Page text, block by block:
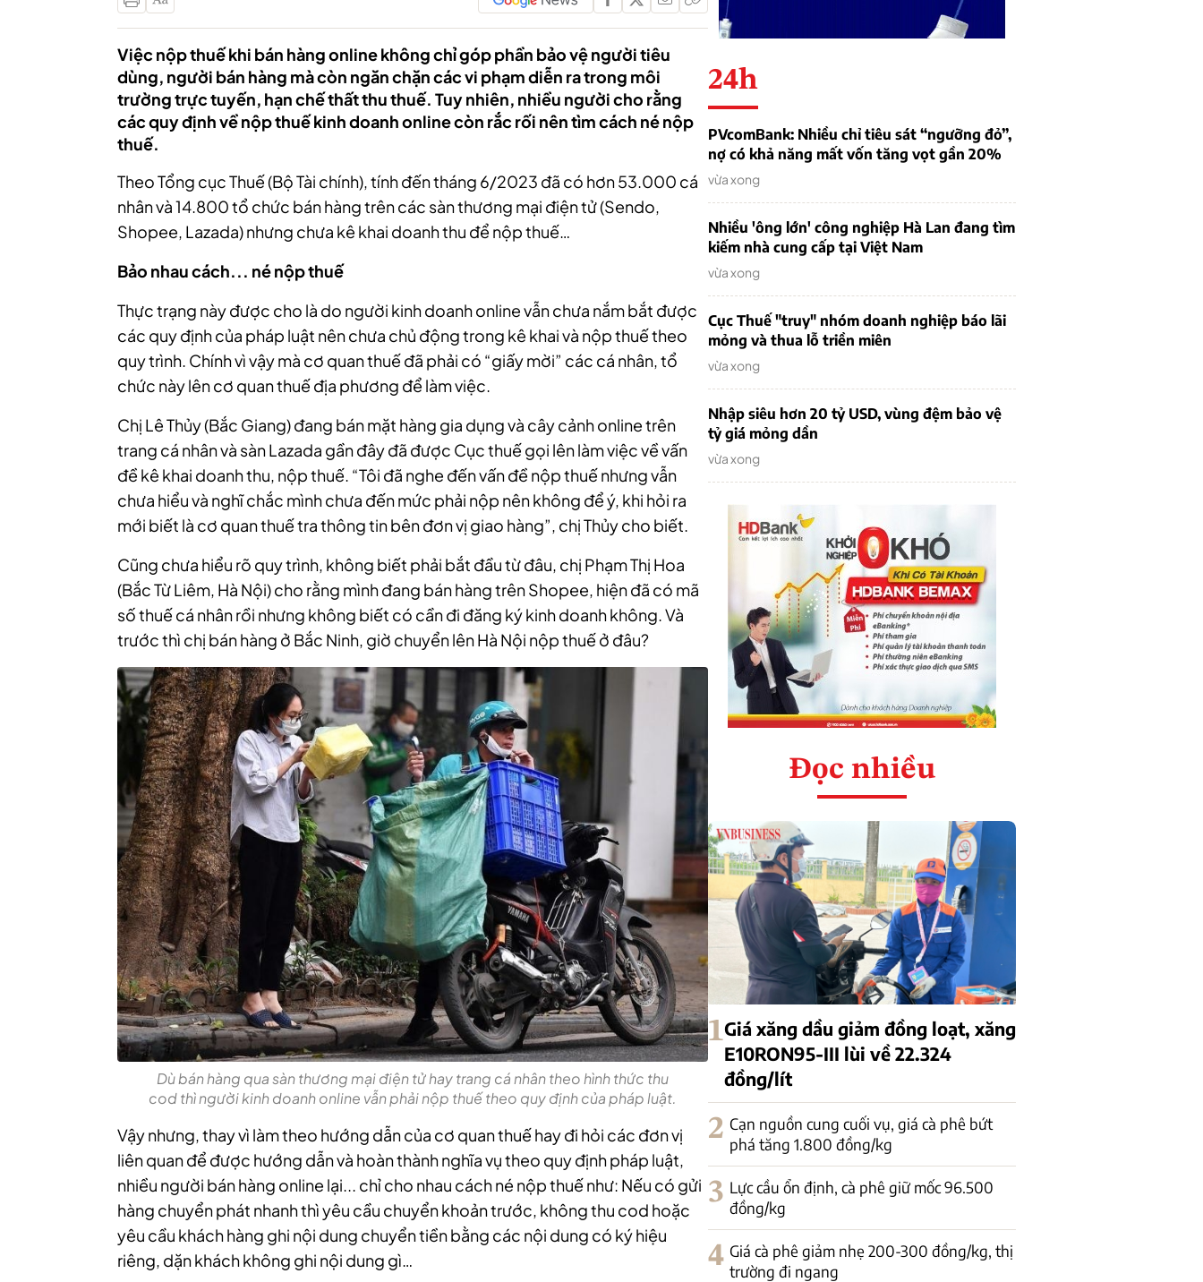
Việc nộp thuế khi bán hàng online không chỉ góp phần bảo vệ người tiêu
dùng, người bán hàng mà còn ngăn chặn các vi phạm diễn ra trong môi
trường trực tuyến, hạn chế thất thu thuế. Tuy nhiên, nhiều người cho rằng
các quy định về nộp thuế kinh doanh online còn rắc rối nên tìm cách né nộp
thuế.
Theo Tổng cục Thuế (Bộ Tài chính), tính đến tháng 6/2023 đã có hơn 53.000 cá
nhân và 14.800 tổ chức bán hàng trên các sàn thương mại điện tử (Sendo,
Shopee, Lazada) nhưng chưa kê khai doanh thu để nộp thuế…
Bảo nhau cách... né nộp thuế
Thực trạng này được cho là do người kinh doanh online vẫn chưa nắm bắt được
các quy định của pháp luật nên chưa chủ động trong kê khai và nộp thuế theo
quy trình. Chính vì vậy mà cơ quan thuế đã phải có “giấy mời” các cá nhân, tổ
chức này lên cơ quan thuế địa phương để làm việc.
Chị Lê Thủy (Bắc Giang) đang bán mặt hàng gia dụng và cây cảnh online trên
trang cá nhân và sàn Lazada gần đây đã được Cục thuế gọi lên làm việc về vấn
đề kê khai doanh thu, nộp thuế. “Tôi đã nghe đến vấn đề nộp thuế nhưng vẫn
chưa hiểu và nghĩ chắc mình chưa đến mức phải nộp nên không để ý, khi hỏi ra
mới biết là cơ quan thuế tra thông tin bên đơn vị giao hàng”, chị Thủy cho biết.
Cũng chưa hiểu rõ quy trình, không biết phải bắt đầu từ đâu, chị Phạm Thị Hoa
(Bắc Từ Liêm, Hà Nội) cho rằng mình đang bán hàng trên Shopee, hiện đã có mã
số thuế cá nhân rồi nhưng không biết có cần đi đăng ký kinh doanh không. Và
trước thì chị bán hàng ở Bắc Ninh, giờ chuyển lên Hà Nội nộp thuế ở đâu?
Dù bán hàng qua sàn thương mại điện tử hay trang cá nhân theo hình thức thu
cod thì người kinh doanh online vẫn phải nộp thuế theo quy định của pháp luật.
Vậy nhưng, thay vì làm theo hướng dẫn của cơ quan thuế hay đi hỏi các đơn vị
liên quan để được hướng dẫn và hoàn thành nghĩa vụ theo quy định pháp luật,
nhiều người bán hàng online lại... chỉ cho nhau cách né nộp thuế như: Nếu có gửi
hàng chuyển phát nhanh thì yêu cầu chuyển khoản trước, không thu cod hoặc
yêu cầu khách hàng ghi nội dung chuyển tiền bằng các nội dung có ký hiệu
riêng, dặn khách không ghi nội dung gì…
24h
PVcomBank: Nhiều chỉ tiêu sát “ngưỡng đỏ”,
nợ có khả năng mất vốn tăng vọt gần 20%
vừa xong
Nhiều 'ông lớn' công nghiệp Hà Lan đang tìm
kiếm nhà cung cấp tại Việt Nam
vừa xong
Cục Thuế "truy" nhóm doanh nghiệp báo lãi
mỏng và thua lỗ triền miên
vừa xong
Nhập siêu hơn 20 tỷ USD, vùng đệm bảo vệ
tỷ giá mỏng dần
vừa xong
Đọc nhiều
1Giá xăng dầu giảm đồng loạt, xăng
E10RON95-III lùi về 22.324
đồng/lít
2 Cạn nguồn cung cuối vụ, giá cà phê bứt
phá tăng 1.800 đồng/kg
3 Lực cầu ổn định, cà phê giữ mốc 96.500
đồng/kg
4 Giá cà phê giảm nhẹ 200-300 đồng/kg, thị
trường đi ngang